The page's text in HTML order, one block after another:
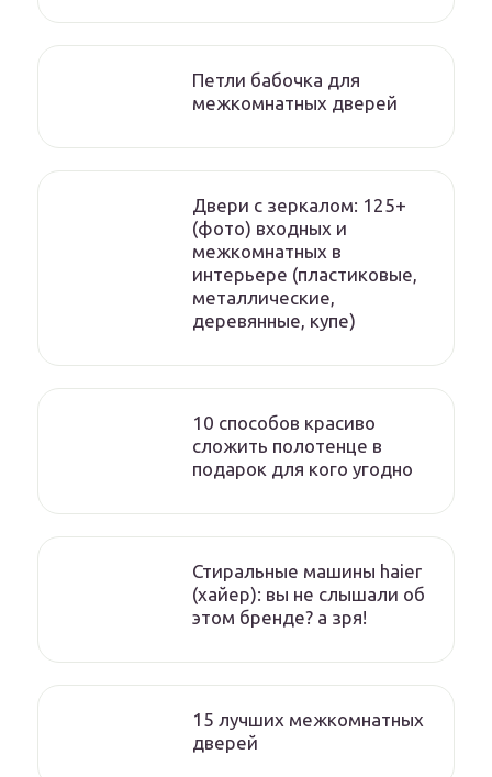
Петли бабочка для
межкомнатных дверей
Двери с зеркалом: 125+
(фото) входных и
межкомнатных в
интерьере (пластиковые,
металлические,
деревянные, купе)
10 способов красиво
сложить полотенце в
подарок для кого угодно
Стиральные машины haier
(хайер): вы не слышали об
этом бренде? а зря!
15 лучших межкомнатных
дверей